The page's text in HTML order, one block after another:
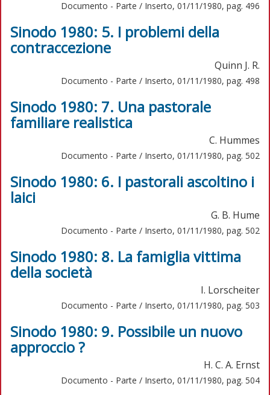
Documento - Parte / Inserto, 01/11/1980, pag. 496
Sinodo 1980: 5. I problemi della
contraccezione
Quinn J. R.
Documento - Parte / Inserto, 01/11/1980, pag. 498
Sinodo 1980: 7. Una pastorale
familiare realistica
C. Hummes
Documento - Parte / Inserto, 01/11/1980, pag. 502
Sinodo 1980: 6. I pastorali ascoltino i
laici
G. B. Hume
Documento - Parte / Inserto, 01/11/1980, pag. 502
Sinodo 1980: 8. La famiglia vittima
della società
I. Lorscheiter
Documento - Parte / Inserto, 01/11/1980, pag. 503
Sinodo 1980: 9. Possibile un nuovo
approccio ?
H. C. A. Ernst
Documento - Parte / Inserto, 01/11/1980, pag. 504